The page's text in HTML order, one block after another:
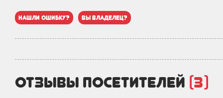
нашли ошибку? вы владелец?
отзывы посетителей (3)